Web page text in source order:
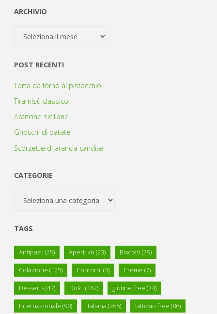
ARCHIVIO
POST RECENTI
Torta da forno al pistacchio
Tiramisù classico
Arancine siciliane
Gnocchi di patate
Scorzette di arancia candite
CATEGORIE
TAGS
Antipasti (29) Aperitivo (23) Biscotti (39)
Colazione (125) Contorni (3) Creme (7)
Desserts(47) Dolci (162) glutine free (34)
Internazionale (90) Italiana (265) lattosio free (86)